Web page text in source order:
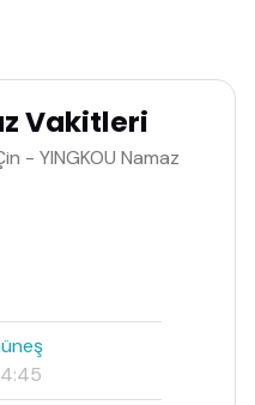
Vakitleri
- YINGKOU Namaz